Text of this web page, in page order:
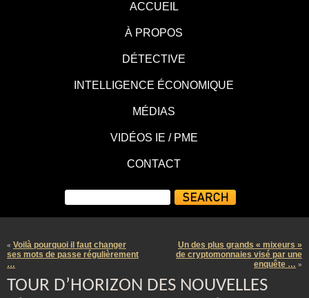
ACCUEIL
À PROPOS
DÉTECTIVE
INTELLIGENCE ÉCONOMIQUE
MÉDIAS
VIDÉOS IE / PME
CONTACT
« Voilà pourquoi il faut changer
ses mots de passe régulièrement
…
Un des plus grands « mixeurs »
de cryptomonnaies visé par une
enquête … »
TOUR D’HORIZON DES NOUVELLES